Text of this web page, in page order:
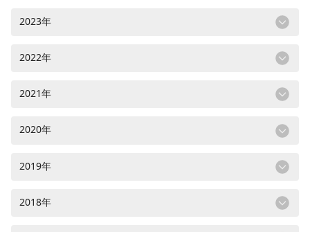
2023年
2022年
2021年
2020年
2019年
2018年